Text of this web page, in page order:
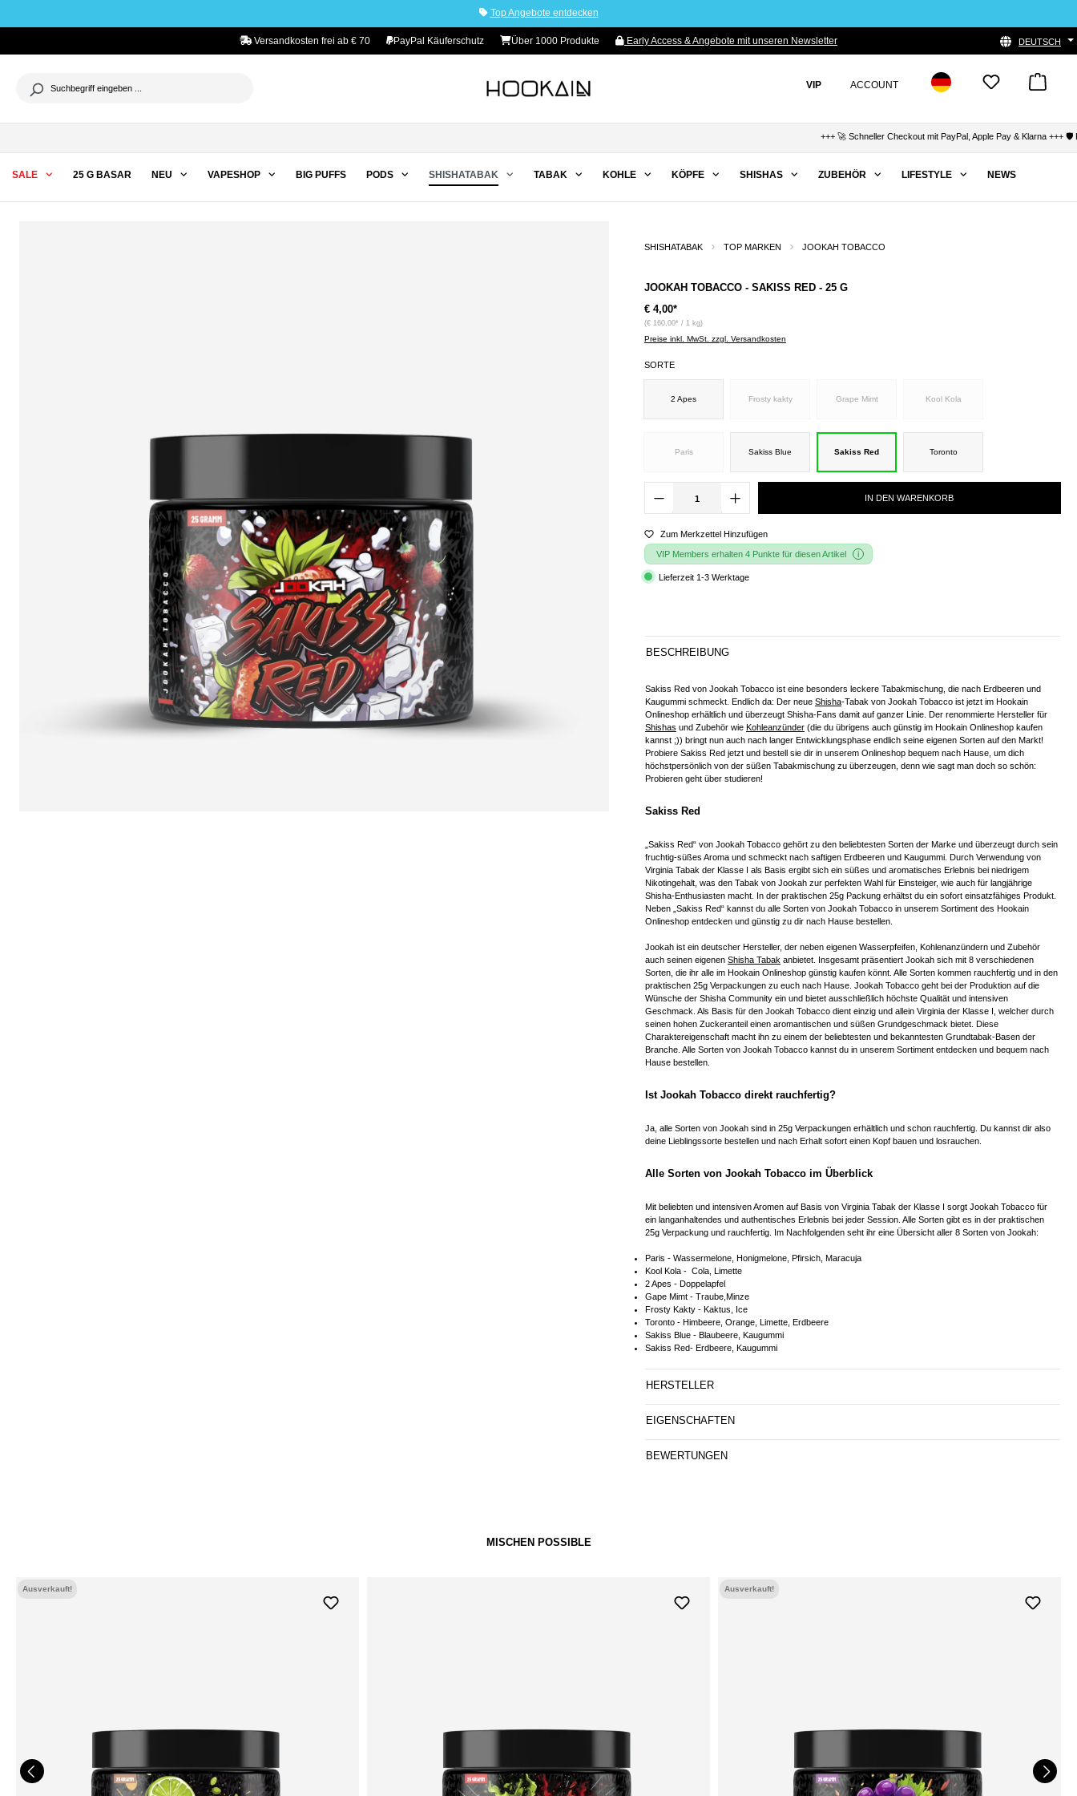
Top Angebote entdecken
Versandkosten frei ab € 70 PayPal Käuferschutz Über 1000 Produkte Early Access & Angebote mit unseren Newsletter DEUTSCH
VIP ACCOUNT
+++ 🚀 Schneller Checkout mit PayPal, Apple Pay & Klarna +++ 🛡️
SALE 25 G BASAR NEU VAPESHOP BIG PUFFS PODS SHISHATABAK TABAK KOHLE KÖPFE SHISHAS ZUBEHÖR LIFESTYLE NEWS
SHISHATABAK TOP MARKEN JOOKAH TOBACCO
JOOKAH TOBACCO - SAKISS RED - 25 G
€ 4,00*
(€ 160,00* / 1 kg)
Preise inkl. MwSt. zzgl. Versandkosten
SORTE
2 Apes Frosty kakty Grape Mimt Kool Kola
Paris Sakiss Blue Sakiss Red Toronto
IN DEN WARENKORB
Zum Merkzettel Hinzufügen
VIP Members erhalten 4 Punkte für diesen Artikel
Lieferzeit 1-3 Werktage
BESCHREIBUNG
Sakiss Red von Jookah Tobacco ist eine besonders leckere Tabakmischung, die nach Erdbeeren und
Kaugummi schmeckt. Endlich da: Der neue Shisha-Tabak von Jookah Tobacco ist jetzt im Hookain
Onlineshop erhältlich und überzeugt Shisha-Fans damit auf ganzer Linie. Der renommierte Hersteller für
Shishas und Zubehör wie Kohleanzünder (die du übrigens auch günstig im Hookain Onlineshop kaufen
kannst ;)) bringt nun auch nach langer Entwicklungsphase endlich seine eigenen Sorten auf den Markt!
Probiere Sakiss Red jetzt und bestell sie dir in unserem Onlineshop bequem nach Hause, um dich
höchstpersönlich von der süßen Tabakmischung zu überzeugen, denn wie sagt man doch so schön:
Probieren geht über studieren!
Sakiss Red
„Sakiss Red“ von Jookah Tobacco gehört zu den beliebtesten Sorten der Marke und überzeugt durch sein
fruchtig-süßes Aroma und schmeckt nach saftigen Erdbeeren und Kaugummi. Durch Verwendung von
Virginia Tabak der Klasse I als Basis ergibt sich ein süßes und aromatisches Erlebnis bei niedrigem
Nikotingehalt, was den Tabak von Jookah zur perfekten Wahl für Einsteiger, wie auch für langjährige
Shisha-Enthusiasten macht. In der praktischen 25g Packung erhältst du ein sofort einsatzfähiges Produkt.
Neben „Sakiss Red“ kannst du alle Sorten von Jookah Tobacco in unserem Sortiment des Hookain
Onlineshop entdecken und günstig zu dir nach Hause bestellen.
Jookah ist ein deutscher Hersteller, der neben eigenen Wasserpfeifen, Kohlenanzündern und Zubehör
auch seinen eigenen Shisha Tabak anbietet. Insgesamt präsentiert Jookah sich mit 8 verschiedenen
Sorten, die ihr alle im Hookain Onlineshop günstig kaufen könnt. Alle Sorten kommen rauchfertig und in den
praktischen 25g Verpackungen zu euch nach Hause. Jookah Tobacco geht bei der Produktion auf die
Wünsche der Shisha Community ein und bietet ausschließlich höchste Qualität und intensiven
Geschmack. Als Basis für den Jookah Tobacco dient einzig und allein Virginia der Klasse I, welcher durch
seinen hohen Zuckeranteil einen aromantischen und süßen Grundgeschmack bietet. Diese
Charaktereigenschaft macht ihn zu einem der beliebtesten und bekanntesten Grundtabak-Basen der
Branche. Alle Sorten von Jookah Tobacco kannst du in unserem Sortiment entdecken und bequem nach
Hause bestellen.
Ist Jookah Tobacco direkt rauchfertig?
Ja, alle Sorten von Jookah sind in 25g Verpackungen erhältlich und schon rauchfertig. Du kannst dir also
deine Lieblingssorte bestellen und nach Erhalt sofort einen Kopf bauen und losrauchen.
Alle Sorten von Jookah Tobacco im Überblick
Mit beliebten und intensiven Aromen auf Basis von Virginia Tabak der Klasse I sorgt Jookah Tobacco für
ein langanhaltendes und authentisches Erlebnis bei jeder Session. Alle Sorten gibt es in der praktischen
25g Verpackung und rauchfertig. Im Nachfolgenden seht ihr eine Übersicht aller 8 Sorten von Jookah:
Paris - Wassermelone, Honigmelone, Pfirsich, Maracuja
Kool Kola - Cola, Limette
2 Apes - Doppelapfel
Gape Mimt - Traube,Minze
Frosty Kakty - Kaktus, Ice
Toronto - Himbeere, Orange, Limette, Erdbeere
Sakiss Blue - Blaubeere, Kaugummi
Sakiss Red- Erdbeere, Kaugummi
HERSTELLER
EIGENSCHAFTEN
BEWERTUNGEN
MISCHEN POSSIBLE
Ausverkauft! Ausverkauft!